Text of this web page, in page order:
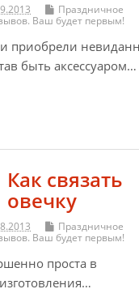
Праздничное
Ваш будет первым!
приобрели
быть аксессуаром…
Как связать
овечку
Праздничное
Ваш будет первым!
проста в